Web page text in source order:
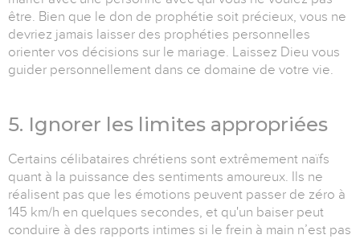
être. Bien que le don de prophétie soit précieux, vous ne
devriez jamais laisser des prophéties personnelles
orienter vos décisions sur le mariage. Laissez Dieu vous
guider personnellement dans ce domaine de votre vie.
5. Ignorer les limites appropriées
Certains célibataires chrétiens sont extrêmement naïfs
quant à la puissance des sentiments amoureux. Ils ne
réalisent pas que les émotions peuvent passer de zéro à
145 km/h en quelques secondes, et qu'un baiser peut
conduire à des rapports intimes si le frein à main n’est pas